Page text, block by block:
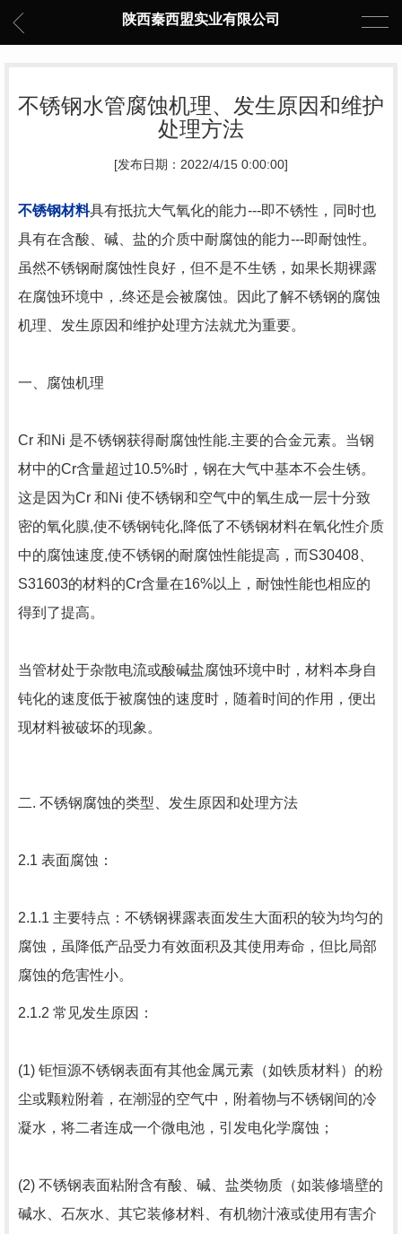
陕西秦西盟实业有限公司
不锈钢水管腐蚀机理、发生原因和维护
处理方法
[发布日期：2022/4/15 0:00:00]
不锈钢材料具有抵抗大气氧化的能力---即不锈性，同时也
具有在含酸、碱、盐的介质中耐腐蚀的能力---即耐蚀性。
虽然不锈钢耐腐蚀性良好，但不是不生锈，如果长期裸露
在腐蚀环境中，.终还是会被腐蚀。因此了解不锈钢的腐蚀
机理、发生原因和维护处理方法就尤为重要。
一、腐蚀机理
Cr 和Ni 是不锈钢获得耐腐蚀性能.主要的合金元素。当钢
材中的Cr含量超过10.5%时，钢在大气中基本不会生锈。
这是因为Cr 和Ni 使不锈钢和空气中的氧生成一层十分致
密的氧化膜,使不锈钢钝化,降低了不锈钢材料在氧化性介质
中的腐蚀速度,使不锈钢的耐腐蚀性能提高，而S30408、
S31603的材料的Cr含量在16%以上，耐蚀性能也相应的
得到了提高。
当管材处于杂散电流或酸碱盐腐蚀环境中时，材料本身自
钝化的速度低于被腐蚀的速度时，随着时间的作用，便出
现材料被破坏的现象。
二. 不锈钢腐蚀的类型、发生原因和处理方法
2.1 表面腐蚀：
2.1.1 主要特点：不锈钢裸露表面发生大面积的较为均匀的
腐蚀，虽降低产品受力有效面积及其使用寿命，但比局部
腐蚀的危害性小。
2.1.2 常见发生原因：
(1) 钜恒源不锈钢表面有其他金属元素（如铁质材料）的粉
尘或颗粒附着，在潮湿的空气中，附着物与不锈钢间的冷
凝水，将二者连成一个微电池，引发电化学腐蚀；
(2) 不锈钢表面粘附含有酸、碱、盐类物质（如装修墙壁的
碱水、石灰水、其它装修材料、有机物汁液或使用有害介